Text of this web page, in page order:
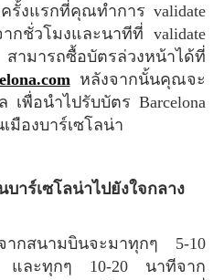
ครั้งแรกที่คุณทำการ validate
กชั่วโมงและนาทีที่ validate
มารถซื้อบัตรล่วงหน้าได้ที่
หลังจากนั้นคุณจะ
เพื่อนำไปรับบัตร Barcelona
มืองบาร์เซโลน่า
กสนามบินจะมาทุกๆ 5-10
และทุกๆ 10-20 นาทีจาก